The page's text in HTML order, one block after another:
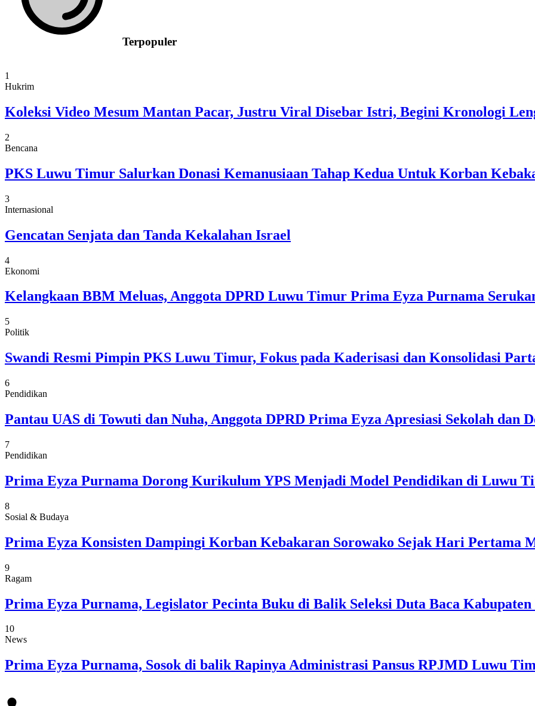
Terpopuler
1
Hukrim
Koleksi Video Mesum Mantan Pacar, Justru Viral Disebar Istri, Begini Kronologi
2
Bencana
PKS Luwu Timur Salurkan Donasi Kemanusiaan Tahap Kedua Untuk Korban
3
Internasional
Gencatan Senjata dan Tanda Kekalahan Israel
4
Ekonomi
Kelangkaan BBM Meluas, Anggota DPRD Luwu Timur Prima Eyza Purnama
5
Politik
Swandi Resmi Pimpin PKS Luwu Timur, Fokus pada Kaderisasi dan Konsolidasi
6
Pendidikan
Pantau UAS di Towuti dan Nuha, Anggota DPRD Prima Eyza Apresiasi Sekolah dan
7
Pendidikan
Prima Eyza Purnama Dorong Kurikulum YPS Menjadi Model Pendidikan di Luwu
8
Sosial & Budaya
Prima Eyza Konsisten Dampingi Korban Kebakaran Sorowako Sejak Hari Pertama
9
Ragam
Prima Eyza Purnama, Legislator Pecinta Buku di Balik Seleksi Duta Baca
10
News
Prima Eyza Purnama, Sosok di balik Rapinya Administrasi Pansus RPJMD Luwu